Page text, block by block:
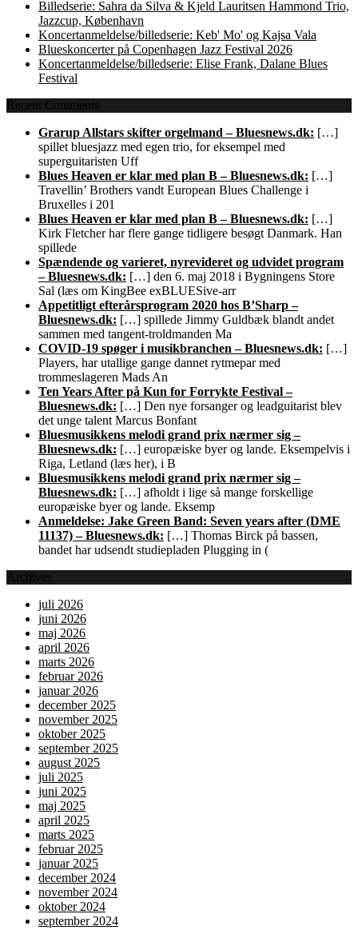
Billedserie: Sahra da Silva & Kjeld Lauritsen Hammond Trio,
Jazzcup, København
Koncertanmeldelse/billedserie: Keb' Mo' og Kajsa Vala
Blueskoncerter på Copenhagen Jazz Festival 2026
Koncertanmeldelse/billedserie: Elise Frank, Dalane Blues
Festival
Recent Comments
Grarup Allstars skifter orgelmand – Bluesnews.dk: […]
spillet bluesjazz med egen trio, for eksempel med
superguitaristen Uff
Blues Heaven er klar med plan B – Bluesnews.dk: […]
Travellin’ Brothers vandt European Blues Challenge i
Bruxelles i 201
Blues Heaven er klar med plan B – Bluesnews.dk: […]
Kirk Fletcher har flere gange tidligere besøgt Danmark. Han
spillede
Spændende og varieret, nyrevideret og udvidet program
– Bluesnews.dk: […] den 6. maj 2018 i Bygningens Store
Sal (læs om KingBee exBLUESive-arr
Appetitligt efterårsprogram 2020 hos B’Sharp –
Bluesnews.dk: […] spillede Jimmy Guldbæk blandt andet
sammen med tangent-troldmanden Ma
COVID-19 spøger i musikbranchen – Bluesnews.dk: […]
Players, har utallige gange dannet rytmepar med
trommeslageren Mads An
Ten Years After på Kun for Forrykte Festival –
Bluesnews.dk: […] Den nye forsanger og leadguitarist blev
det unge talent Marcus Bonfant
Bluesmusikkens melodi grand prix nærmer sig –
Bluesnews.dk: […] europæiske byer og lande. Eksempelvis i
Riga, Letland (læs her), i B
Bluesmusikkens melodi grand prix nærmer sig –
Bluesnews.dk: […] afholdt i lige så mange forskellige
europæiske byer og lande. Eksemp
Anmeldelse: Jake Green Band: Seven years after (DME
11137) – Bluesnews.dk: […] Thomas Birck på bassen,
bandet har udsendt studiepladen Plugging in (
Archives
juli 2026
juni 2026
maj 2026
april 2026
marts 2026
februar 2026
januar 2026
december 2025
november 2025
oktober 2025
september 2025
august 2025
juli 2025
juni 2025
maj 2025
april 2025
marts 2025
februar 2025
januar 2025
december 2024
november 2024
oktober 2024
september 2024